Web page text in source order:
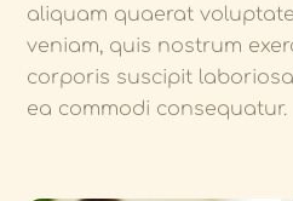
aliquam quaerat
veniam, quis nostrum
corporis suscipit
ea commodi consequatur.